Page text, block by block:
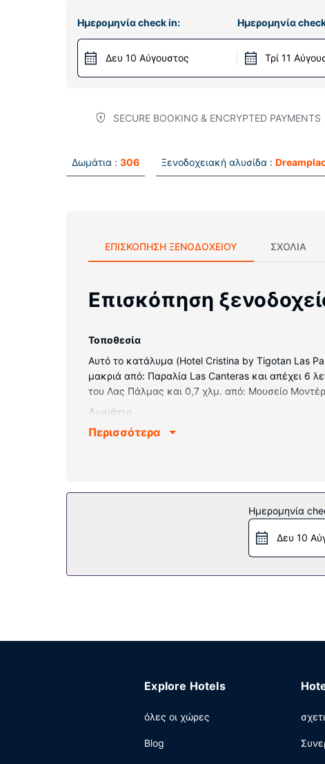
Ημερομηνία check in:
Δευ 10 Αύγουστος
Ημερομηνία
Τρί 11
SECURE BOOKING & ENCRYPTED PAYMENTS
Δωμάτια : 306 Ξενοδοχειακή αλυσίδα :
ΕΠΙΣΚΌΠΗΣΗ ΞΕΝΟΔΟΧΕΊΟΥ ΣΧΌΛΙΑ
Επισκόπηση
Τοποθεσία
Αυτό το κατάλυμα (Hotel Cristina by Tigotan Las
μακριά από: Παραλία Las Canteras και απέχει 6
του Λας Πάλμας και 0,7 χλμ. από: Μουσείο
Δωμάτια
Νιώστε σαν στο σπίτι σας σε ένα από τα 306
Μην παραλείψετε να δοκιμάσετε τις
βρείτε επίσης δωρεάν ασύρματο ίντερνετ,
Απολαύστε βραδινό στο εστιατόριο (Las Palmas)
Περισσότερα
Ημερομηνία
Δευ 10
Explore Hotels
όλες οι χώρες
Blog